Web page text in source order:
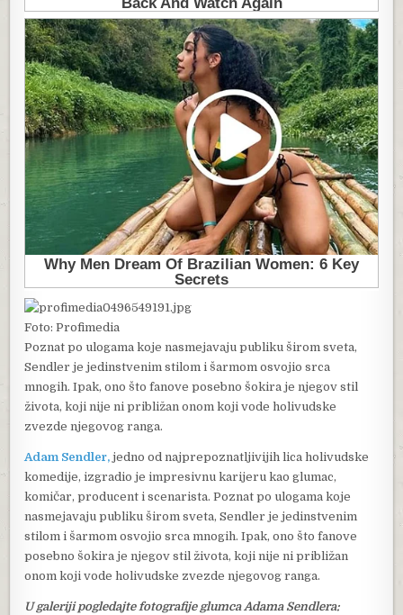
Foto: Profimedia
Poznat po ulogama koje nasmejavaju publiku širom sveta,
Sendler je jedinstvenim stilom i šarmom osvojio srca
mnogih. Ipak, ono što fanove posebno šokira je njegov stil
života, koji nije ni približan onom koji vode holivudske
zvezde njegovog ranga.
Adam Sendler, jedno od najprepoznatljivijih lica holivudske
komedije, izgradio je impresivnu karijeru kao glumac,
komičar, producent i scenarista. Poznat po ulogama koje
nasmejavaju publiku širom sveta, Sendler je jedinstvenim
stilom i šarmom osvojio srca mnogih. Ipak, ono što fanove
posebno šokira je njegov stil života, koji nije ni približan
onom koji vode holivudske zvezde njegovog ranga.
U galeriji pogledajte fotografije glumca Adama Sendlera: